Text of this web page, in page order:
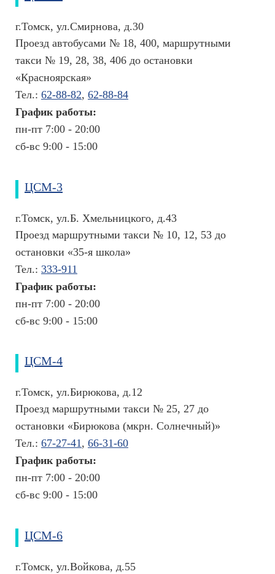
й
г.Томск, ул.Смирнова, д.30
Проезд автобусами № 18, 400, маршрутными
такси № 19, 28, 38, 406 до остановки
«Красноярская»
Тел.: 62-88-82, 62-88-84
График работы:
пн-пт 7:00 - 20:00
сб-вс 9:00 - 15:00
ЦСМ-3
г.Томск, ул.Б. Хмельницкого, д.43
Проезд маршрутными такси № 10, 12, 53 до
остановки «35-я школа»
Тел.: 333-911
График работы:
пн-пт 7:00 - 20:00
сб-вс 9:00 - 15:00
ЦСМ-4
г.Томск, ул.Бирюкова, д.12
Проезд маршрутными такси № 25, 27 до
остановки «Бирюкова (мкрн. Солнечный)»
Тел.: 67-27-41, 66-31-60
График работы:
пн-пт 7:00 - 20:00
сб-вс 9:00 - 15:00
ЦСМ-6
г.Томск, ул.Войкова, д.55